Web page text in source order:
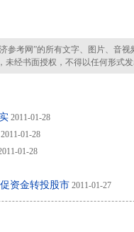
考网”的所有文字、图片、音视
未经书面授权，不得以任何形式
2011-01-28
2011-01-28
01-28
资金转投股市 2011-01-27